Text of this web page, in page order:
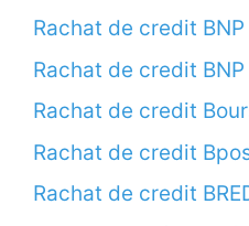
Rachat de credit
Rachat de credit
Rachat de credit
Rachat de credit
Rachat de credit